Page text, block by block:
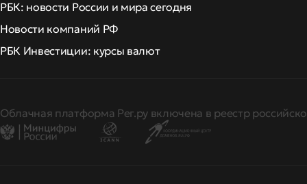
РБК: новости России и мира сегодня
Новости компаний РФ
РБК Инвестиции: курсы валют
Облачная платформа Рег.ру включена в реестр